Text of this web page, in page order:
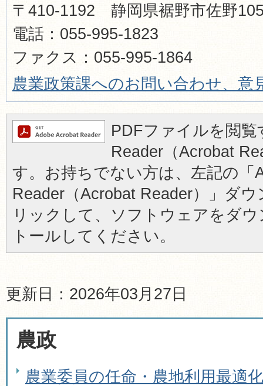
〒410-1192 静岡県裾野市佐野
電話：055-995-1823
ファクス：055-995-1864
農業政策課へのお問い合わせ、意
PDFファイルを閲
Reader（Acrobat
す。お持ちでない方は、左記の「
Reader（Acrobat Reader）」ダ
リックして、ソフトウェアをダ
トールしてください。
更新日：2026年03月27日
農政
農業委員の任命・農地利用最適